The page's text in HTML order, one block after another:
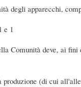
degli apparecchi,
e 1
Comunità deve, ai
produzione (di cui